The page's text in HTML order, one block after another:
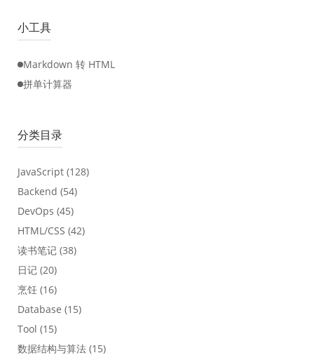
小工具
Markdown 转 HTML
拼单计算器
分类目录
JavaScript (128)
Backend (54)
DevOps (45)
HTML/CSS (42)
读书笔记 (38)
日记 (20)
烹饪 (16)
Database (15)
Tool (15)
数据结构与算法 (15)